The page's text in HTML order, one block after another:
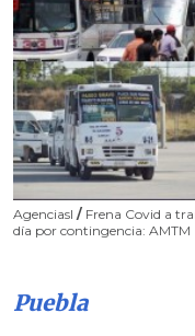
AgenciasI / Frena Covid a
día por contingencia: AMTM
Puebla